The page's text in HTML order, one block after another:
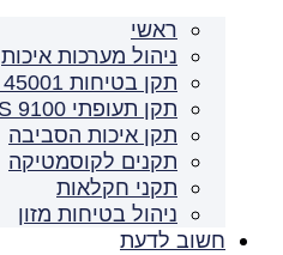
ראשי
ניהול מערכות איכות
תקן בטיחות ISO 45001
תקן תעופתי AS 9100
תקן איכות הסביבה
תקנים לקוסמטיקה
תקני חקלאות
ניהול בטיחות מזון
חשוב לדעת